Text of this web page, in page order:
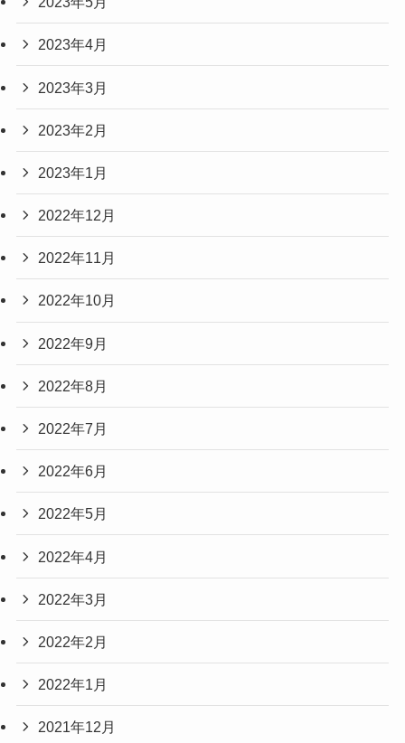
2023年4月
2023年3月
2023年2月
2023年1月
2022年12月
2022年11月
2022年10月
2022年9月
2022年8月
2022年7月
2022年6月
2022年5月
2022年4月
2022年3月
2022年2月
2022年1月
2021年12月